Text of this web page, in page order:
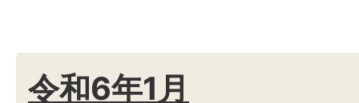
令和6年1月